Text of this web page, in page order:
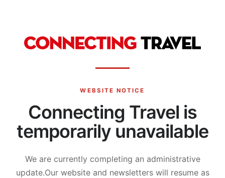
WEBSITE NOTICE
Connecting Travel is
temporarily unavailable
We are currently completing an administrative
update.Our website and newsletters will resume as